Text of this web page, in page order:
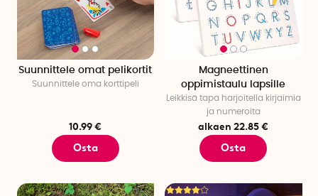
Suunnittele omat pelikortit
Suunnittele oma korttipeli
10.99 €
Osta
Magneettinen
oppimistaulu lapsille
Leikkisä tapa harjoitella kirjaimia
ja numeroita
alkaen 22.85 €
Osta